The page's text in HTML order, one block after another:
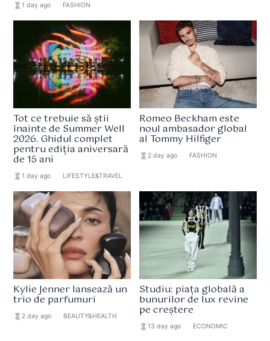
hourglass_full1 day ago FASHION
Tot ce trebuie să știi
înainte de Summer Well
2026. Ghidul complet
pentru ediția aniversară
de 15 ani
hourglass_full1 day ago LIFESTYLE&TRAVEL
Romeo Beckham este
noul ambasador global
al Tommy Hilfiger
hourglass_full 2 day ago FASHION
Kylie Jenner lansează un
trio de parfumuri
hourglass_full 2 day ago BEAUTY&HEALTH
Studiu: piața globală a
bunurilor de lux revine
pe creștere
hourglass_full 13 day ago ECONOMIC